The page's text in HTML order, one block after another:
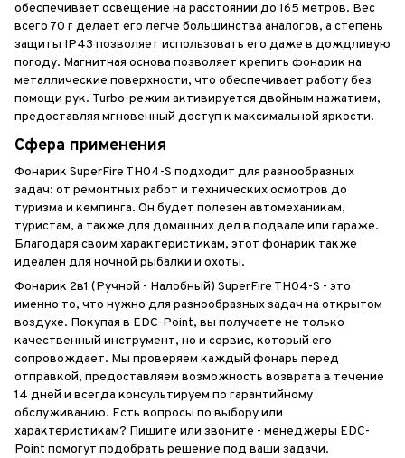
обеспечивает освещение на расстоянии до 165 метров. Вес
всего 70 г делает его легче большинства аналогов, а степень
защиты IP43 позволяет использовать его даже в дождливую
погоду. Магнитная основа позволяет крепить фонарик на
металлические поверхности, что обеспечивает работу без
помощи рук. Turbo-режим активируется двойным нажатием,
предоставляя мгновенный доступ к максимальной яркости.
Сфера применения
Фонарик SuperFire TH04-S подходит для разнообразных
задач: от ремонтных работ и технических осмотров до
туризма и кемпинга. Он будет полезен автомеханикам,
туристам, а также для домашних дел в подвале или гараже.
Благодаря своим характеристикам, этот фонарик также
идеален для ночной рыбалки и охоты.
Фонарик 2в1 (Ручной - Налобный) SuperFire TH04-S - это
именно то, что нужно для разнообразных задач на открытом
воздухе. Покупая в EDC-Point, вы получаете не только
качественный инструмент, но и сервис, который его
сопровождает. Мы проверяем каждый фонарь перед
отправкой, предоставляем возможность возврата в течение
14 дней и всегда консультируем по гарантийному
обслуживанию. Есть вопросы по выбору или
характеристикам? Пишите или звоните - менеджеры EDC-
Point помогут подобрать решение под ваши задачи.